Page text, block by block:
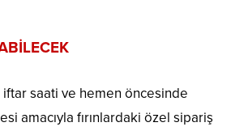
iftar saati ve hemen öncesinde
amacıyla fırınlardaki özel sipariş